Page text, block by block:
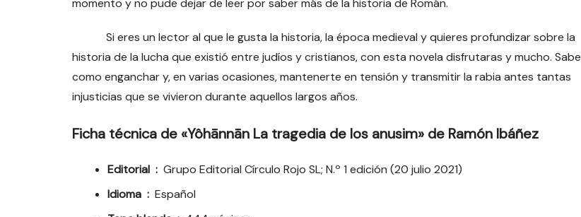
Si eres un lector al que le gusta la historia, la época medieval y quieres profundizar sobre la
historia de la lucha que existió entre judíos y cristianos, con esta novela disfrutaras y mucho. Sabe
como enganchar y, en varias ocasiones, mantenerte en tensión y transmitir la rabia antes tantas
injusticias que se vivieron durante aquellos largos años.
Ficha técnica de «Yôhānnān La tragedia de los anusim» de Ramón Ibáñez
Editorial ‏ : ‎ Grupo Editorial Círculo Rojo SL; N.º 1 edición (20 julio 2021)
Idioma ‏ : ‎ Español